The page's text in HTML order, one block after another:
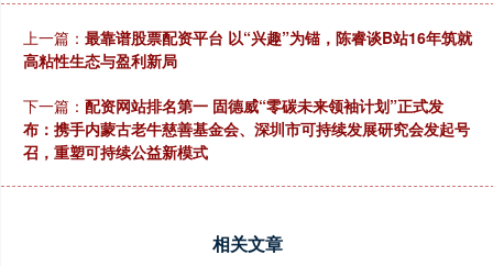
上一篇： 最靠谱股票配资平台 以“兴趣”为锚，陈睿谈B站16年筑就
高粘性生态与盈利新局
下一篇： 配资网站排名第一 固德威“零碳未来领袖计划”正式发
布：携手内蒙古老牛慈善基金会、深圳市可持续发展研究会发起号
召，重塑可持续公益新模式
相关文章
创业板指 3515.56 -19.58 -0.55%